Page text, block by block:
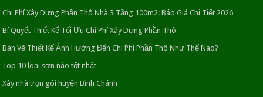
Vật liệu ốp tường hoàn thiện ngoại thất
Chi Phí Xây Dựng Phần Thô Nhà 3 Tầng 100m2: Báo Giá Chi Tiết 2026
Bí Quyết Thiết Kế Tối Ưu Chi Phí Xây Dựng Phần Thô
Bản Vẽ Thiết Kế Ảnh Hưởng Đến Chi Phí Phần Thô Như Thế Nào?
Top 10 loại sơn nào tốt nhất
Xây nhà trọn gói huyện Bình Chánh